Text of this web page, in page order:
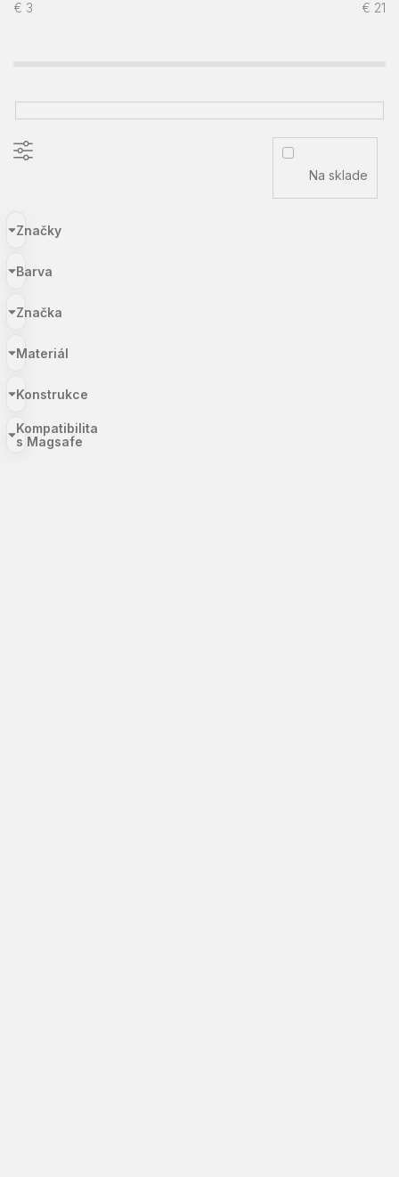
€ 3 € 21
Na sklade
Značky
Barva
Značka
Materiál
Konstrukce
Kompatibilita
s Magsafe